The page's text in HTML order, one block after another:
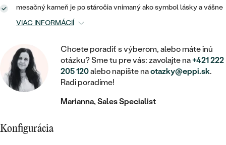
RUČNE RYTÉ
S VÝPLŇOU
SVADOBNÉ SETY
PODĽA CENY
CENOVO DOSTUPNÉ
LUXUSNÉ
ZAČAŤ S DIAMANTOM
ZAČAŤ S LABGROWN DIAMANTOM
ZAČAŤ S FAREBNÝM DIAMANTOM
PODĽA DRAHOKAMU
DIAMANT
LAB GROWN DIAMANT
DETSKÉ ŠPERKY
DOPLNKY
PODĽA MATERIÁLU
DETSKÉ
PODĽA DRAHOKAMU
S DIAMANTMI
S DRAHOKAMAMI
S PERLAMI
MEDAILÓNY
V TVARE SRDCA
SO ZVIERATAMI
PEČATNÉ
PERSONALIZOVANÉ
PODĽA DRAHOKAMU
S DIAMANTMI
S DRAHOKAMAMI
mesačný kameň je po stáročia vnímaný ako symbol lásky a vášne
VIAC INFORMÁCIÍ
Chcete poradiť s výberom, alebo máte inú
otázku? Sme tu pre vás: zavolajte na+421 222
205 120alebo napíšte naotazky@eppi.sk.
Radi poradíme!
Marianna, Sales Specialist
Konfigurácia